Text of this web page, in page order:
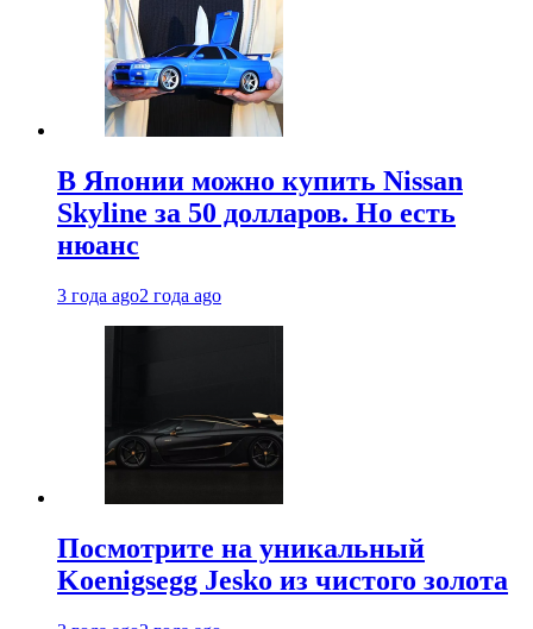
В Японии можно купить Nissan
Skyline за 50 долларов. Но есть
нюанс
3 года ago2 года ago
Посмотрите на уникальный
Koenigsegg Jesko из чистого золота